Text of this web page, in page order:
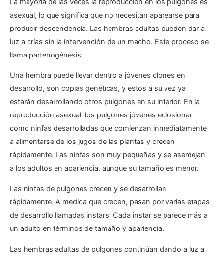
La mayoría de las veces la reproducción en los pulgones es
asexual, lo que significa que no necesitan aparearse para
producir descendencia. Las hembras adultas pueden dar a
luz a crías sin la intervención de un macho. Este proceso se
llama partenogénesis.
Una hembra puede llevar dentro a jóvenes clones en
desarrollo, son copias genéticas, y estos a su vez ya
estarán desarrollando otros pulgones en su interior. En la
reproducción asexual, los pulgones jóvenes eclosionan
como ninfas desarrolladas que comienzan inmediatamente
a alimentarse de los jugos de las plantas y crecen
rápidamente. Las ninfas son muy pequeñas y se asemejan
a los adultos en apariencia, aunque su tamaño es menor.
Las ninfas de pulgones crecen y se desarrollan
rápidamente. A medida que crecen, pasan por varias etapas
de desarrollo llamadas instars. Cada instar se parece más a
un adulto en términos de tamaño y apariencia.
Las hembras adultas de pulgones continúan dando a luz a